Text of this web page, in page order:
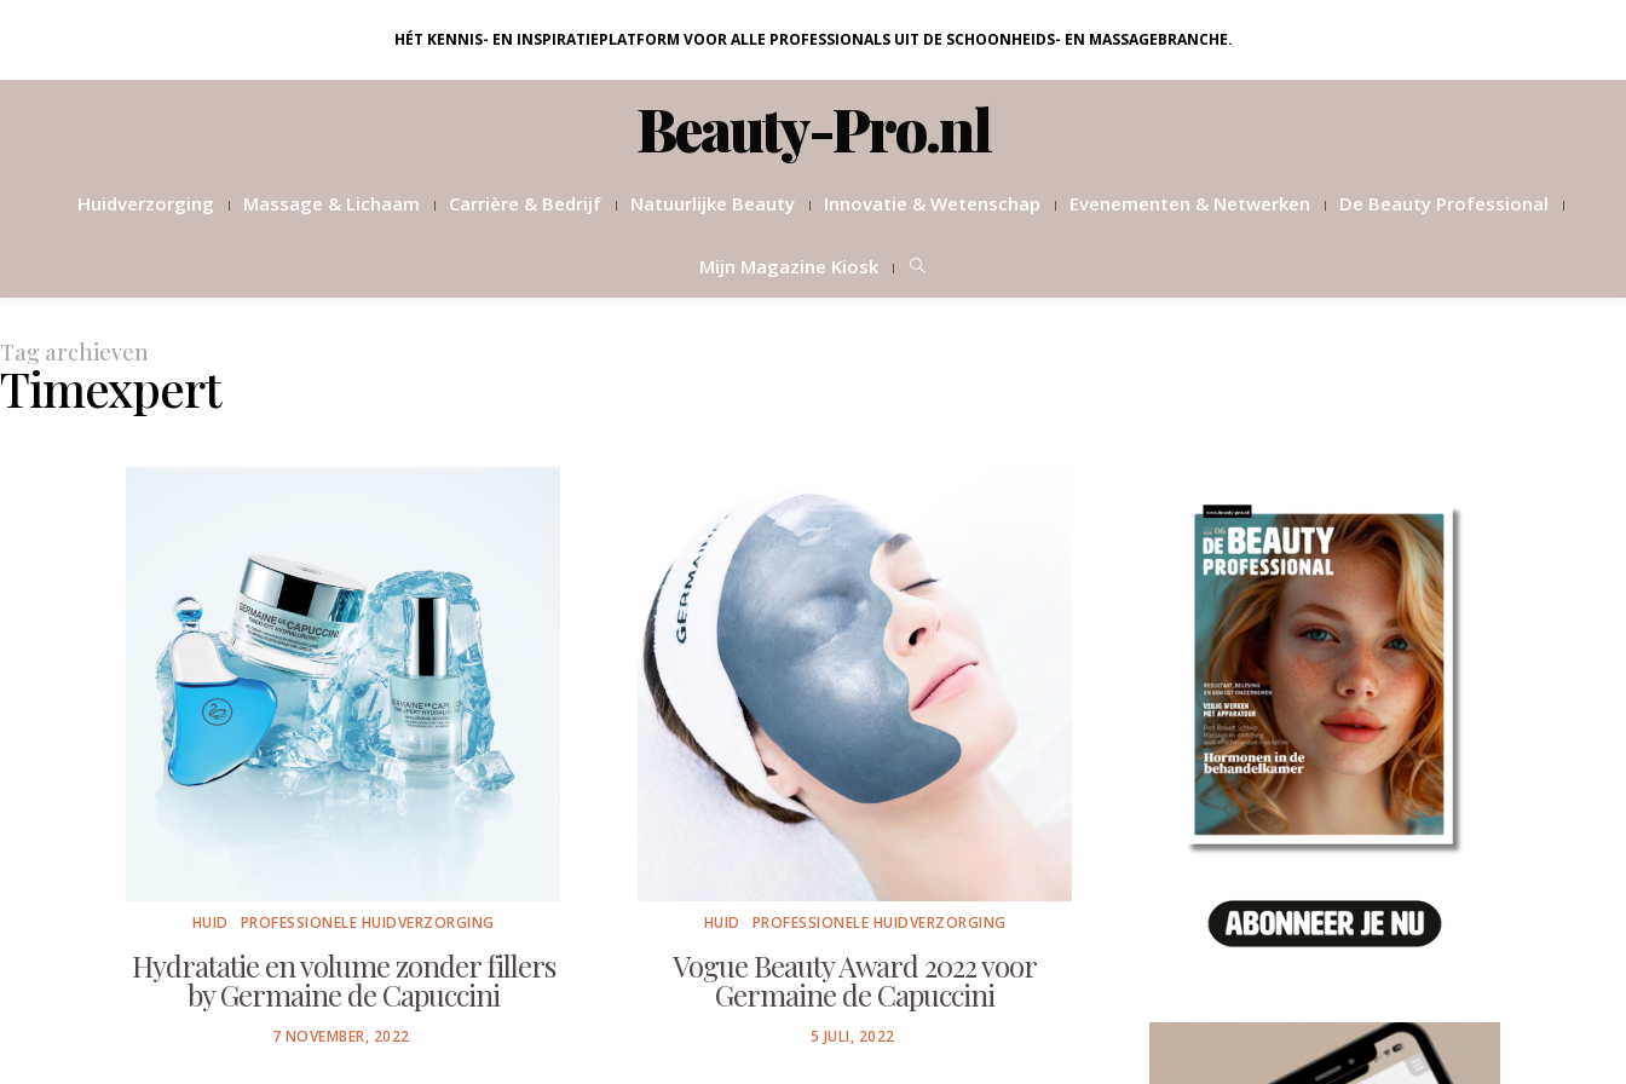
HÉT KENNIS- EN INSPIRATIEPLATFORM VOOR ALLE PROFESSIONALS UIT DE SCHOONHEIDS- EN MASSAGEBRANCHE.
Beauty-Pro.nl
Huidverzorging Massage & Lichaam Carrière & Bedrijf Natuurlijke Beauty Innovatie & Wetenschap Evenementen & Netwerken De Beauty Professional
Mijn Magazine Kiosk
Tag archieven
Timexpert
HUID PROFESSIONELE HUIDVERZORGING
Hydratatie en volume zonder fillers
by Germaine de Capuccini
POSTED
7 NOVEMBER, 2022
HUID PROFESSIONELE HUIDVERZORGING
Vogue Beauty Award 2022 voor
Germaine de Capuccini
POSTED
5 JULI, 2022